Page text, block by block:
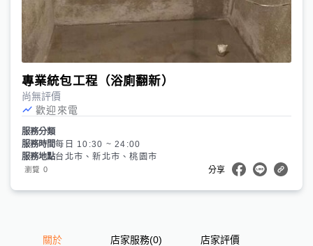
專業統包工程（浴廁翻新）
尚無評價
歡迎來電
服務分類
服務時間每日 10:30 ~ 24:00
服務地點台北市、新北市、桃園市
瀏覽 0 分享
關於 店家服務(0) 店家評價